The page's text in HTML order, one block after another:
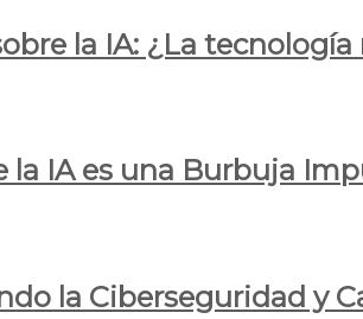
la IA: ¿La
la IA es una Burbuja
la Ciberseguridad y